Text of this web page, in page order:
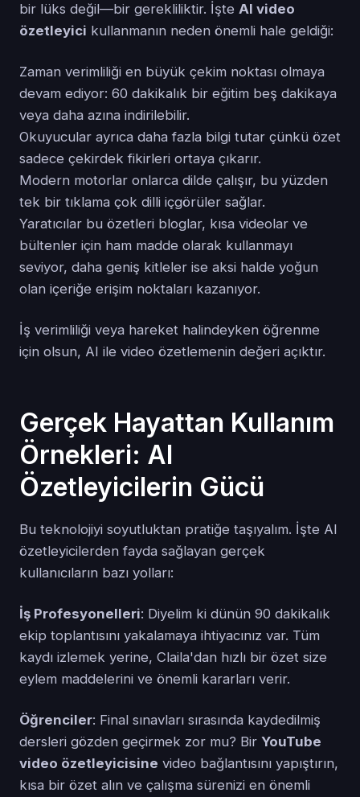
bir lüks değil—bir gerekliliktir. İşte AI video
özetleyici kullanmanın neden önemli hale geldiği:
Zaman verimliliği en büyük çekim noktası olmaya
devam ediyor: 60 dakikalık bir eğitim beş dakikaya
veya daha azına indirilebilir.
Okuyucular ayrıca daha fazla bilgi tutar çünkü özet
sadece çekirdek fikirleri ortaya çıkarır.
Modern motorlar onlarca dilde çalışır, bu yüzden
tek bir tıklama çok dilli içgörüler sağlar.
Yaratıcılar bu özetleri bloglar, kısa videolar ve
bültenler için ham madde olarak kullanmayı
seviyor, daha geniş kitleler ise aksi halde yoğun
olan içeriğe erişim noktaları kazanıyor.
İş verimliliği veya hareket halindeyken öğrenme
için olsun, AI ile video özetlemenin değeri açıktır.
Gerçek Hayattan Kullanım
Örnekleri: AI
Özetleyicilerin Gücü
Bu teknolojiyi soyutluktan pratiğe taşıyalım. İşte AI
özetleyicilerden fayda sağlayan gerçek
kullanıcıların bazı yolları:
İş Profesyonelleri: Diyelim ki dünün 90 dakikalık
ekip toplantısını yakalamaya ihtiyacınız var. Tüm
kaydı izlemek yerine, Claila'dan hızlı bir özet size
eylem maddelerini ve önemli kararları verir.
Öğrenciler: Final sınavları sırasında kaydedilmiş
dersleri gözden geçirmek zor mu? Bir YouTube
video özetleyicisine video bağlantısını yapıştırın,
kısa bir özet alın ve çalışma sürenizi en önemli